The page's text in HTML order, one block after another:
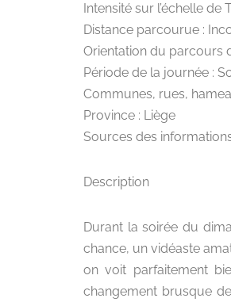
Intensité sur l’échelle de
Distance parcourue :
Orientation du parcours
Période de la journée :
Communes, rues,
Province : Liège
Sources des
Description
Durant la soirée du
chance, un vidéaste
on voit parfaitement
changement brusque